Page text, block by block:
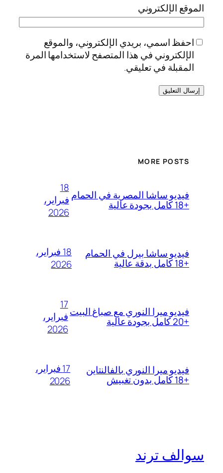
الموقع الإلكتروني
احفظ اسمي، بريدي الإلكتروني، والموقع
الإلكتروني في هذا المتصفح لاستخدامها المرة
المقبلة في تعليقي.
MORE POSTS
فيديو ساشا المصرية في الحمام
+18 كامل بجودة عالية
18
فبراير،
2026
فيديو ساشا بيرل في الحمام
+18 كامل بدقة عالية
18 فبراير،
2026
فيديو ميرا النوري مع صباغ البيت
+20 كامل بجودة عالية
17
فبراير،
2026
فيديو ميرا النوري بالفالنتاين
+18 كامل بدون تغبيش
17 فبراير،
2026
سوالف ترند